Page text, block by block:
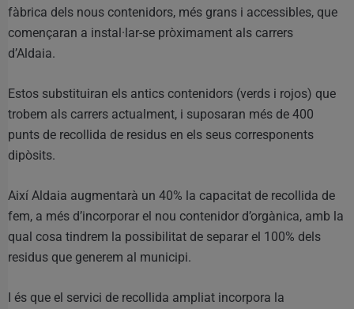
fàbrica dels nous contenidors, més grans i accessibles, que
començaran a instal·lar-se pròximament als carrers
d’Aldaia.
Estos substituiran els antics contenidors (verds i rojos) que
trobem als carrers actualment, i suposaran més de 400
punts de recollida de residus en els seus corresponents
dipòsits.
Així Aldaia augmentarà un 40% la capacitat de recollida de
fem, a més d’incorporar el nou contenidor d’orgànica, amb la
qual cosa tindrem la possibilitat de separar el 100% dels
residus que generem al municipi.
I és que el servici de recollida ampliat incorpora la